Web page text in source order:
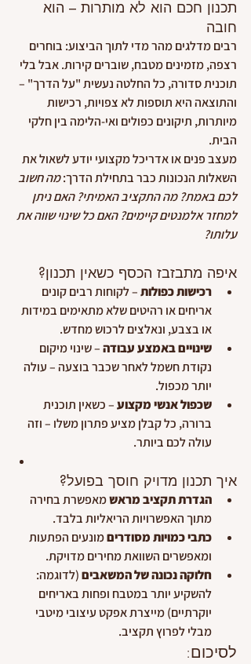
תכנון חכם הוא לא מותרות – הוא
חובה
רבים מדלגים מהר מדי לתוך הביצוע: בוחרים
רצפה, מזמינים מטבח, שוברים קירות. אבל בלי
תוכנית סדורה, כל החלטה נעשית "על הדרך" –
והתוצאה היא תוספות לא צפויות, רכישות
מיותרות, תיקונים כפולים ואי-הלימה בין חלקי
הבית.
מעצב פנים או אדריכל מקצועי יודע לשאול את
השאלות הנכונות כבר בתחילת הדרך: מה חשוב
לכם באמת? מה התקציב האמיתי? האם ניתן
למחזר אלמנטים קיימים? האם כל שינוי שווה את
עלותו?
איפה מתבזבז הכסף כשאין תכנון?
רכישות כפולות – לקוחות רבים קונים
אריחים או רהיטים שלא מתאימים במידות
או בצבע, ונאלצים לרכוש מחדש.
שינויים באמצע עבודה – שינוי מיקום
נקודת חשמל לאחר שכבר בוצעה – עולה
יותר מכפול.
שכפול אנשי מקצוע – כשאין תוכנית
ברורה, כל קבלן מציע פתרון משלו – וזה
עולה לכם ביותר.
איך תכנון מדויק חוסך בפועל?
הגדרת תקציב מראש מאפשרת בחירה
מתוך האפשרויות הריאליות בלבד.
כתבי כמויות מסודרים מונעים הפתעות
ומאפשרים השוואת מחירים מדויקת.
חלוקה נכונה של המשאבים (לדוגמה:
להשקיע יותר במטבח ופחות באריחים
יוקרתיים) מייצרת אפקט עיצובי מיטבי
מבלי לפרוץ תקציב.
לסיכום: